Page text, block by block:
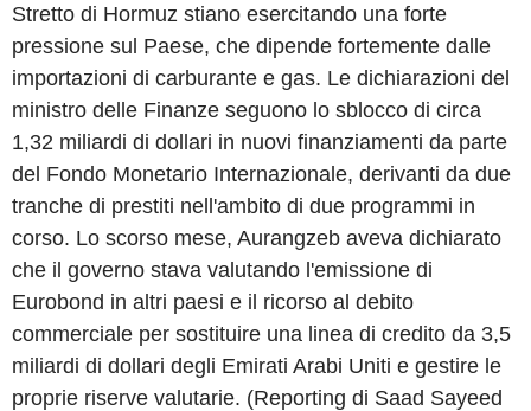
Stretto di Hormuz stiano esercitando una forte
pressione sul Paese, che dipende fortemente dalle
importazioni di carburante e gas. Le dichiarazioni del
ministro delle Finanze seguono lo sblocco di circa
1,32 miliardi di dollari in nuovi finanziamenti da parte
del Fondo Monetario Internazionale, derivanti da due
tranche di prestiti nell'ambito di due programmi in
corso. Lo scorso mese, Aurangzeb aveva dichiarato
che il governo stava valutando l'emissione di
Eurobond in altri paesi e il ricorso al debito
commerciale per sostituire una linea di credito da 3,5
miliardi di dollari degli Emirati Arabi Uniti e gestire le
proprie riserve valutarie. (Reporting di Saad Sayeed